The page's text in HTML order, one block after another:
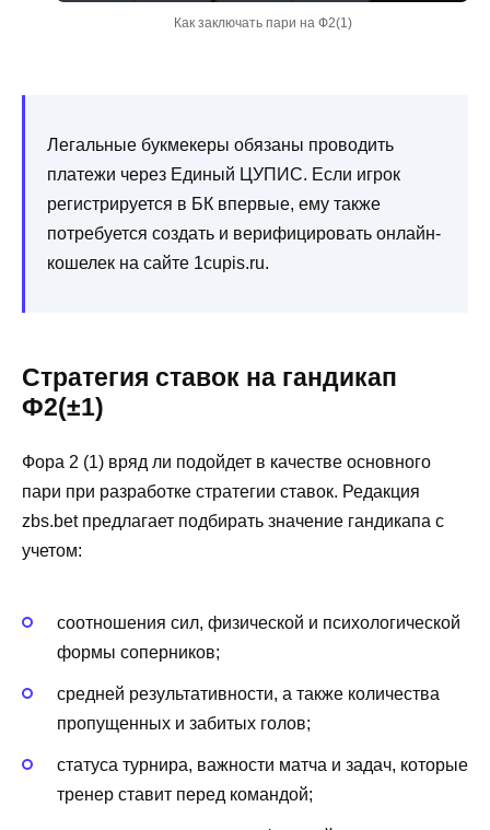
Как заключать пари на Ф2(1)
Легальные букмекеры обязаны проводить
платежи через Единый ЦУПИС. Если игрок
регистрируется в БК впервые, ему также
потребуется создать и верифицировать онлайн-
кошелек на сайте 1cupis.ru.
Стратегия ставок на гандикап
Ф2(±1)
Фора 2 (1) вряд ли подойдет в качестве основного
пари при разработке стратегии ставок. Редакция
zbs.bet предлагает подбирать значение гандикапа с
учетом:
соотношения сил, физической и психологической
формы соперников;
средней результативности, а также количества
пропущенных и забитых голов;
статуса турнира, важности матча и задач, которые
тренер ставит перед командой;